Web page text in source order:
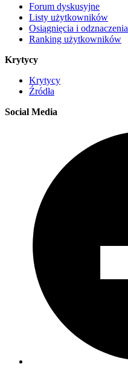
Forum dyskusyjne
Listy użytkowników
Osiągnięcia i odznaczenia
Ranking użytkowników
Krytycy
Krytycy
Źródła
Social Media